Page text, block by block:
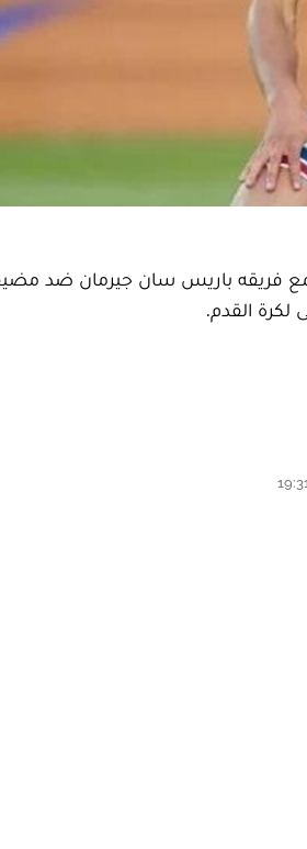
فريقه باريس سان جيرمان ضد
لكرة القدم.